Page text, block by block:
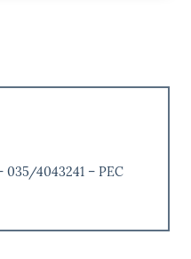
4043241 – PEC